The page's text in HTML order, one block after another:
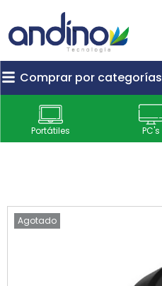
Comprar por categorías
Portátiles PC's
Agotado